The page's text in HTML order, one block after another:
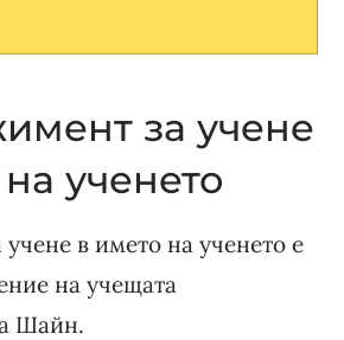
за учене
ученето
в името на ученето е
на учещата
Шайн.